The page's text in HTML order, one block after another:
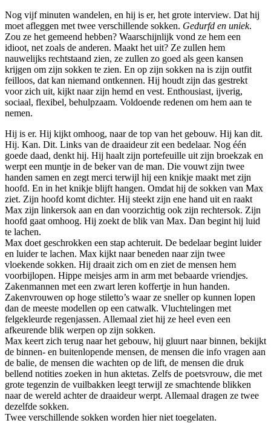
Nog vijf minuten wandelen, en hij is er, het grote interview. Dat hij
moet afleggen met twee verschillende sokken. Gedurfd en uniek.
Zou ze het gemeend hebben? Waarschijnlijk vond ze hem een
idioot, net zoals de anderen. Maakt het uit? Ze zullen hem
nauwelijks rechtstaand zien, ze zullen zo goed als geen kansen
krijgen om zijn sokken te zien. En op zijn sokken na is zijn outfit
feilloos, dat kan niemand ontkennen. Hij houdt zijn das gestrekt
voor zich uit, kijkt naar zijn hemd en vest. Enthousiast, ijverig,
sociaal, flexibel, behulpzaam. Voldoende redenen om hem aan te
nemen.
Hij is er. Hij kijkt omhoog, naar de top van het gebouw. Hij kan dit.
Hij. Kan. Dit. Links van de draaideur zit een bedelaar. Nog één
goede daad, denkt hij. Hij haalt zijn portefeuille uit zijn broekzak en
werpt een muntje in de beker van de man. Die vouwt zijn twee
handen samen en zegt merci terwijl hij een knikje maakt met zijn
hoofd. En in het knikje blijft hangen. Omdat hij de sokken van Max
ziet. Zijn hoofd komt dichter. Hij steekt zijn ene hand uit en raakt
Max zijn linkersok aan en dan voorzichtig ook zijn rechtersok. Zijn
hoofd gaat omhoog. Hij zoekt de blik van Max. Dan begint hij luid
te lachen.
Max doet geschrokken een stap achteruit. De bedelaar begint luider
en luider te lachen. Max kijkt naar beneden naar zijn twee
vloekende sokken. Hij draait zich om en ziet de mensen hem
voorbijlopen. Hippe meisjes arm in arm met bebaarde vriendjes.
Zakenmannen met een zwart leren koffertje in hun handen.
Zakenvrouwen op hoge stiletto’s waar ze sneller op kunnen lopen
dan de meeste modellen op een catwalk. Vluchtelingen met
felgekleurde regenjassen. Allemaal ziet hij ze heel even een
afkeurende blik werpen op zijn sokken.
Max keert zich terug naar het gebouw, hij gluurt naar binnen, bekijkt
de binnen- en buitenlopende mensen, de mensen die info vragen aan
de balie, de mensen die wachten op de lift, de mensen die druk
bellend notities zoeken in hun aktetas. Zelfs de poetsvrouw, die met
grote tegenzin de vuilbakken leegt terwijl ze smachtende blikken
naar de wereld achter de draaideur werpt. Allemaal dragen ze twee
dezelfde sokken.
Twee verschillende sokken worden hier niet toegelaten.